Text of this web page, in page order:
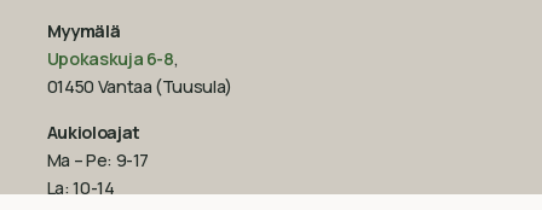
Myymälä
Upokaskuja 6-8,
01450 Vantaa (Tuusula)
Aukioloajat
Ma – Pe: 9-17
La: 10-14